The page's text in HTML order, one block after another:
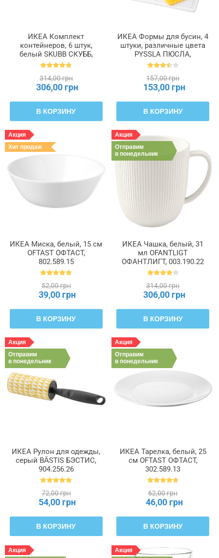
ИКЕА Комплект
контейнеров, 6 штук,
белый SKUBB СКУББ,
004.285.49
314,00 грн
306,00 грн
В КОРЗИНУ
ИКЕА Формы для бусин, 4
штуки, различные цвета
PYSSLA ПЮСЛА,
701.285.71
157,00 грн
153,00 грн
В КОРЗИНУ
Акция
Хит продаж
ИКЕА Миска, белый, 15 см
OFTAST ОФТАСТ,
802.589.15
52,00 грн
39,00 грн
В КОРЗИНУ
Акция
Отправим
в понедельник
ИКЕА Чашка, белый, 31
мл OFANTLIGT
ОФАНТЛИГТ, 003.190.22
314,00 грн
306,00 грн
В КОРЗИНУ
Акция
Отправим
в понедельник
ИКЕА Рулон для одежды,
серый BÄSTIS БЭСТИС,
904.256.26
72,00 грн
54,00 грн
В КОРЗИНУ
Акция
Отправим
в понедельник
ИКЕА Тарелка, белый, 25
см OFTAST ОФТАСТ,
302.589.13
62,00 грн
46,00 грн
В КОРЗИНУ
Акция
Акция